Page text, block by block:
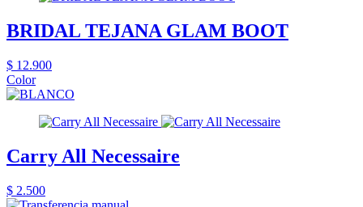
BRIDAL TEJANA GLAM BOOT
$ 12.900
Color
Carry All Necessaire
$ 2.500